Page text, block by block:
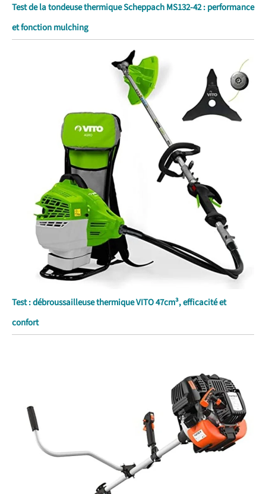
Test de la tondeuse thermique Scheppach MS132-42 : performance
et fonction mulching
Test : débroussailleuse thermique VITO 47cm³, efficacité et
confort